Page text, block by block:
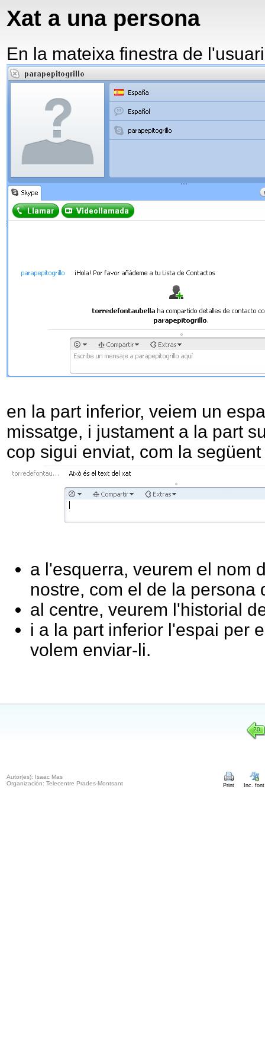
Xat a una persona
En la mateixa finestra de
en la part inferior, veiem un
missatge, i justament a la part
cop sigui enviat, com la
a l'esquerra, veurem el nom
nostre, com el de la persona
al centre, veurem l'historial
i a la part inferior l'espai per
volem enviar-li.
20
Autor(es): Isaac Mas
Organización: Telecentre Prades-Montsant
Print Inc. font